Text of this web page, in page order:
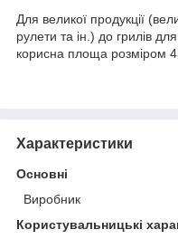
Для великої продукції
рулети та ін.) до грилів
корисна площа розміром
Характеристики
Основні
Виробник
Користувальницькі